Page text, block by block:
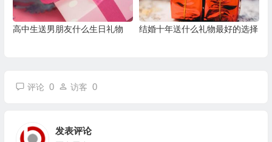
高中生送男朋友什么生日礼物 结婚十年送什么礼物最好的选择
评论 0 访客 0
发表评论